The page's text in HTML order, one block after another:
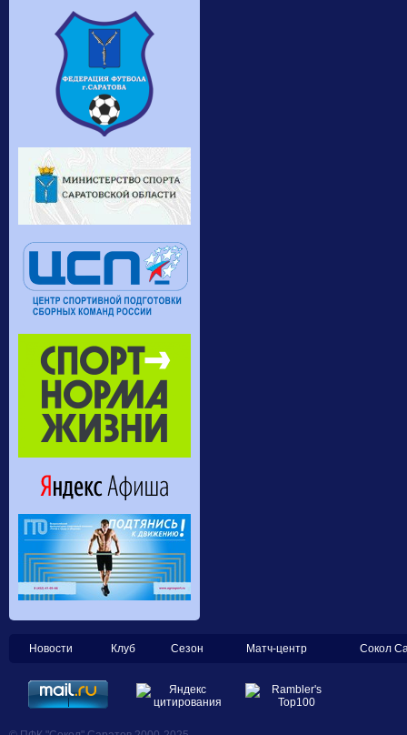
Новости Клуб Сезон Матч-центр Сокол